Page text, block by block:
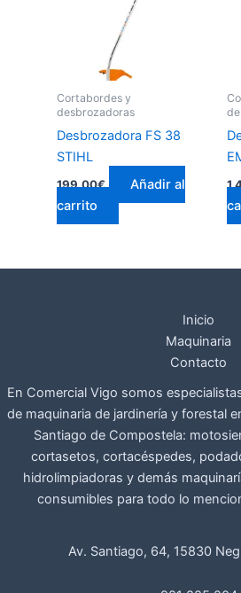
Cortabordes y
desbrozadoras
Desbrozadora FS 38
STIHL
199,00€
Añadir al
carrito
Inicio
Maquinaria
Contacto
En Comercial Vigo somos
de maquinaria de jardinería y forestal
Santiago de Compostela:
cortasetos, cortacéspedes,
hidrolimpiadoras y demás
consumibles para todo lo
Av. Santiago, 64, 15830